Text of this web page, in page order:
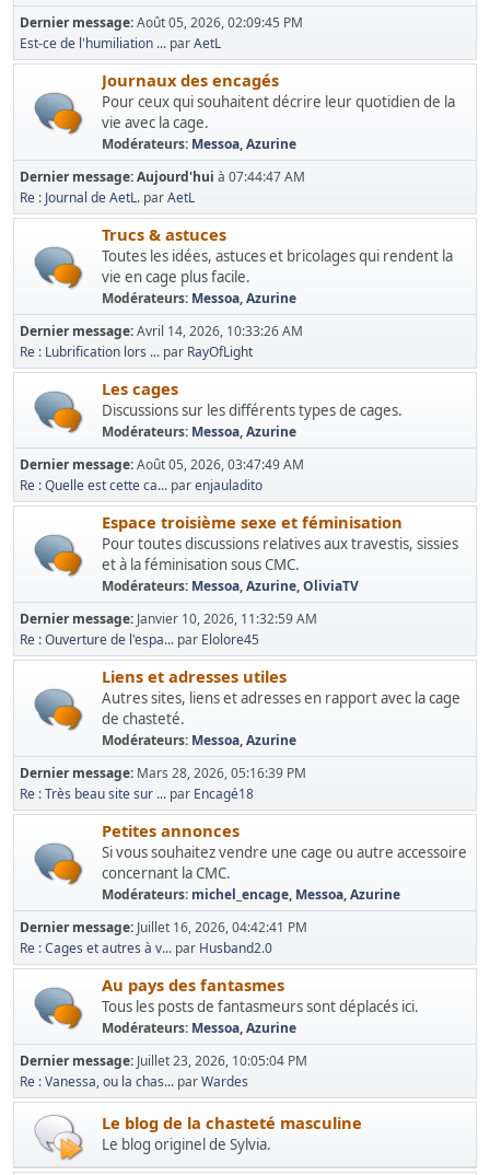
Dernier message:Août 05, 2026, 02:09:45 PM
Est-ce de l'humiliation ... parAetL
Journaux des encagés
Pour ceux qui souhaitent décrire leur quotidien de la
vie avec la cage.
Modérateurs: Messoa,Azurine
Dernier message:Aujourd'hui à 07:44:47 AM
Re : Journal de AetL. parAetL
Trucs & astuces
Toutes les idées, astuces et bricolages qui rendent la
vie en cage plus facile.
Modérateurs: Messoa,Azurine
Dernier message:Avril 14, 2026, 10:33:26 AM
Re : Lubrification lors ... par RayOfLight
Les cages
Discussions sur les différents types de cages.
Modérateurs: Messoa,Azurine
Dernier message:Août 05, 2026, 03:47:49 AM
Re : Quelle est cette ca... parenjauladito
Espace troisième sexe et féminisation
Pour toutes discussions relatives aux travestis, sissies
et à la féminisation sous CMC.
Modérateurs: Messoa,Azurine,OliviaTV
Dernier message: Janvier 10, 2026, 11:32:59 AM
Re : Ouverture de l'espa... par Elolore45
Liens et adresses utiles
Autres sites, liens et adresses en rapport avec la cage
de chasteté.
Modérateurs: Messoa,Azurine
Dernier message: Mars 28, 2026, 05:16:39 PM
Re : Très beau site sur ... par Encagé18
Petites annonces
Si vous souhaitez vendre une cage ou autre accessoire
concernant la CMC.
Modérateurs: michel_encage, Messoa,Azurine
Dernier message: Juillet 16, 2026, 04:42:41 PM
Re : Cages et autres à v... par Husband2.0
Au pays des fantasmes
Tous les posts de fantasmeurs sont déplacés ici.
Modérateurs: Messoa,Azurine
Dernier message: Juillet 23, 2026, 10:05:04 PM
Re : Vanessa, ou la chas... parWardes
Le blog de la chasteté masculine
Le blog originel de Sylvia.